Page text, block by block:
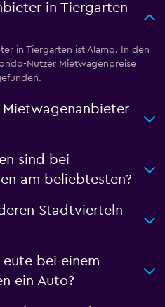
in Tiergarten
in Tiergarten ist Alamo. In den
Nutzer Mietwagenpreise
sind bei
am beliebtesten?
Stadtvierteln
bei einem
ein Auto?